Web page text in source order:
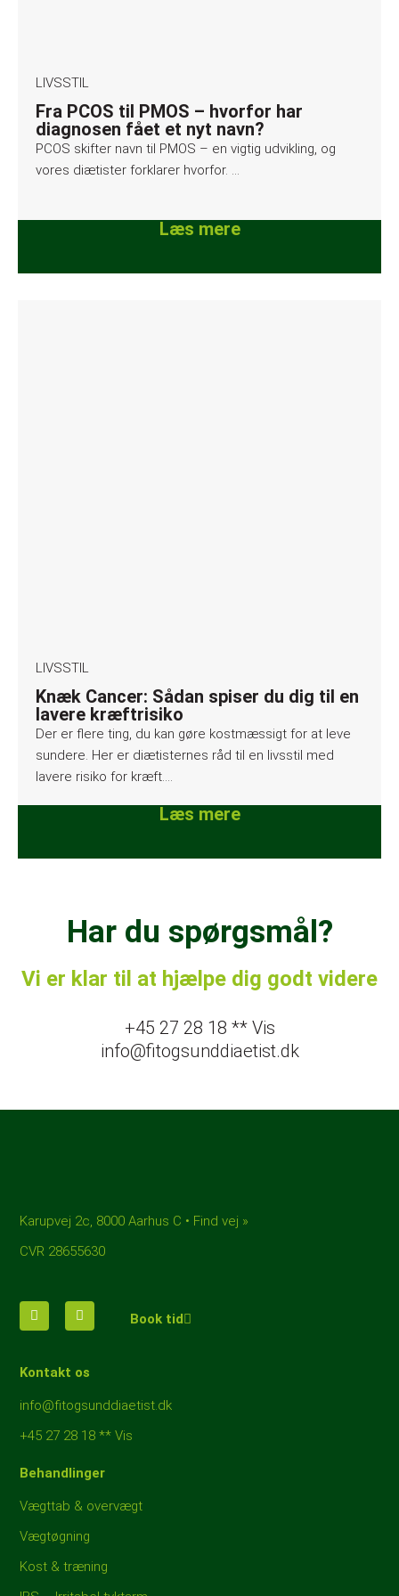
LIVSSTIL
Fra PCOS til PMOS – hvorfor har
diagnosen fået et nyt navn?
PCOS skifter navn til PMOS – en vigtig udvikling, og
vores diætister forklarer hvorfor. …
Læs mere
LIVSSTIL
Knæk Cancer: Sådan spiser du dig til en
lavere kræftrisiko
Der er flere ting, du kan gøre kostmæssigt for at leve
sundere. Her er diætisternes råd til en livsstil med
lavere risiko for kræft….
Læs mere
Har du spørgsmål?
Vi er klar til at hjælpe dig godt videre
+45 27 28 18 ** Vis
info@fitogsunddiaetist.dk
Karupvej 2c, 8000 Aarhus C • Find vej »
CVR 28655630
Book tid
Kontakt os
info@fitogsunddiaetist.dk
+45 27 28 18 ** Vis
Behandlinger
Vægttab & overvægt
Vægtøgning
Kost & træning